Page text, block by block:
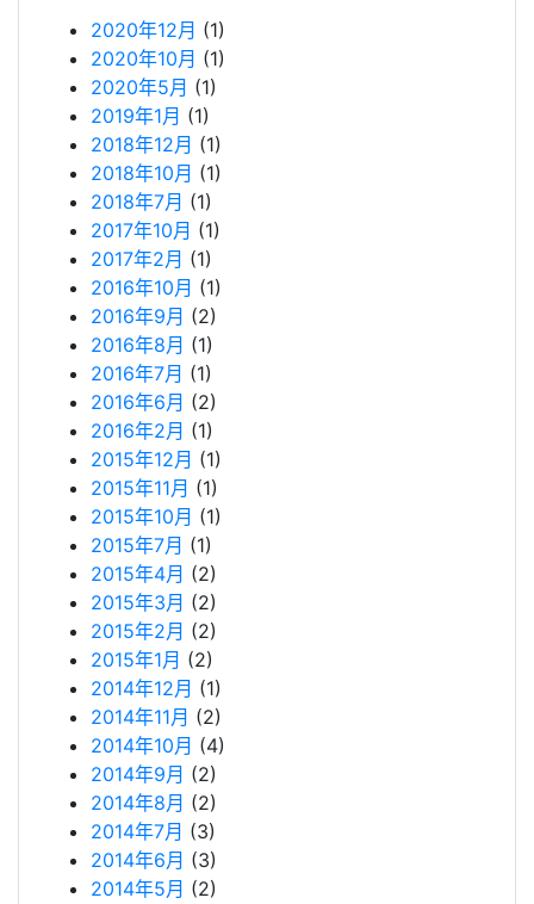
2020年12月 (1)
2020年10月 (1)
2020年5月 (1)
2019年1月 (1)
2018年12月 (1)
2018年10月 (1)
2018年7月 (1)
2017年10月 (1)
2017年2月 (1)
2016年10月 (1)
2016年9月 (2)
2016年8月 (1)
2016年7月 (1)
2016年6月 (2)
2016年2月 (1)
2015年12月 (1)
2015年11月 (1)
2015年10月 (1)
2015年7月 (1)
2015年4月 (2)
2015年3月 (2)
2015年2月 (2)
2015年1月 (2)
2014年12月 (1)
2014年11月 (2)
2014年10月 (4)
2014年9月 (2)
2014年8月 (2)
2014年7月 (3)
2014年6月 (3)
2014年5月 (2)